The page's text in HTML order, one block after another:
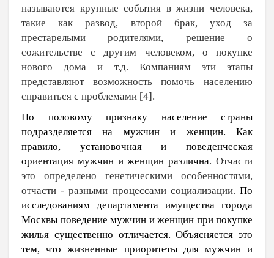
называются крупные события в жизни человека,
такие как развод, второй брак, уход за
престарелыми родителями, решение о
сожительстве с другим человеком, о покупке
нового дома и т.д. Компаниям эти этапы
представляют возможность помочь населению
справиться с проблемами [4].
По половому признаку население страны
подразделяется на мужчин и женщин. Как
правило, установочная и поведенческая
ориентация мужчин и женщин различна. Отчасти
это определено генетическими особенностями,
отчасти - разными процессами социализации. По
исследованиям департамента имущества города
Москвы поведение мужчин и женщин при покупке
жилья существенно отличается. Объясняется это
тем, что жизненные приоритеты для мужчин и